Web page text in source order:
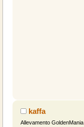
kaffa
Allevamento GoldenMania